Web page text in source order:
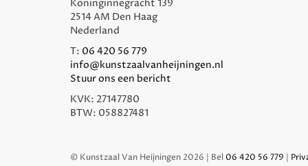
Koninginnegracht 139
2514 AM Den Haag
Nederland
T: 06 420 56 779
info@kunstzaalvanheijningen.nl
Stuur ons een bericht
KVK: 27147780
BTW: 058827481
© Kunstzaal Van Heijningen 2026 | Bel 06 420 56 779 |